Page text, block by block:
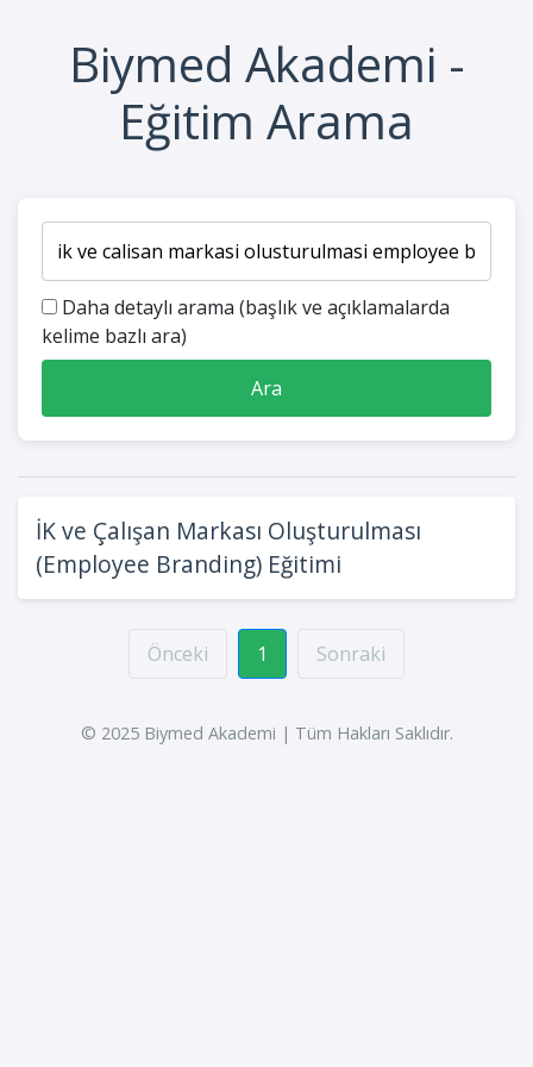
Biymed Akademi -
Eğitim Arama
Daha detaylı arama (başlık ve açıklamalarda
kelime bazlı ara)
Ara
İK ve Çalışan Markası Oluşturulması
(Employee Branding) Eğitimi
Önceki 1 Sonraki
© 2025 Biymed Akademi | Tüm Hakları Saklıdır.